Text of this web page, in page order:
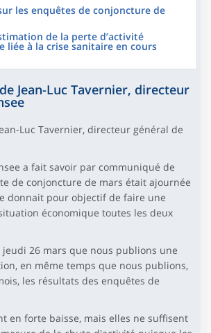
les enquêtes de conjoncture de
de la perte d’activité
liée à la crise sanitaire en cours
Jean-Luc Tavernier, directeur
Luc Tavernier, directeur général de
a fait savoir par communiqué de
de conjoncture de mars était ajournée
donnait pour objectif de faire une
économique toutes les deux
26 mars que nous publions une
en même temps que nous publions,
les résultats des enquêtes de
en forte baisse, mais elles ne suffisent